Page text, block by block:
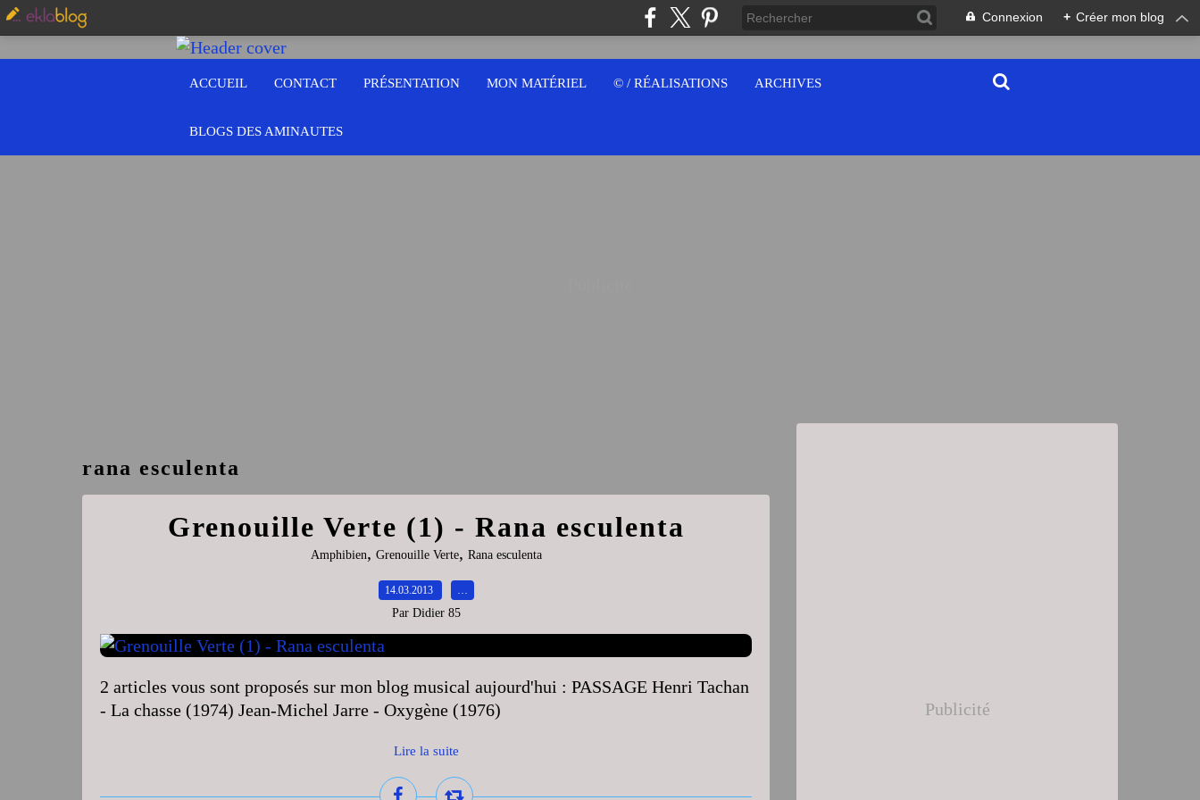
Connexion + Créer mon blog
ACCUEIL CONTACT PRÉSENTATION MON MATÉRIEL © / RÉALISATIONS ARCHIVES
BLOGS DES AMINAUTES
rana esculenta
Grenouille Verte (1) - Rana esculenta
Amphibien, Grenouille Verte, Rana esculenta
14.03.2013 …
Par Didier 85
2 articles vous sont proposés sur mon blog musical aujourd'hui : PASSAGE Henri Tachan
- La chasse (1974) Jean-Michel Jarre - Oxygène (1976)
Lire la suite
Publicité